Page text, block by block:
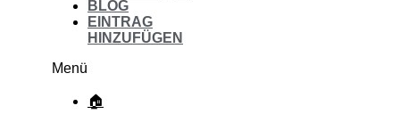
BLOG
EINTRAG
HINZUFÜGEN
Menü
🏠